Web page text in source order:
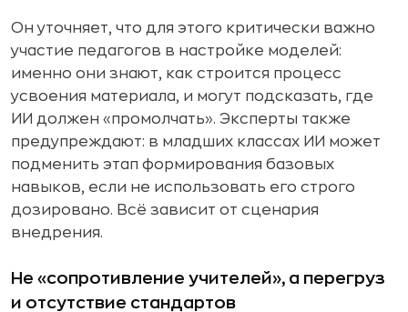
Он уточняет, что для этого критически важно
участие педагогов в настройке моделей:
именно они знают, как строится процесс
усвоения материала, и могут подсказать, где
ИИ должен «промолчать». Эксперты также
предупреждают: в младших классах ИИ может
подменить этап формирования базовых
навыков, если не использовать его строго
дозировано. Всё зависит от сценария
внедрения.
Не «сопротивление учителей», а перегруз
и отсутствие стандартов